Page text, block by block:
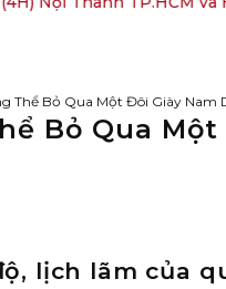
Thể Bỏ Qua Một Đôi Giày Nam
Bỏ Qua
lịch lãm của